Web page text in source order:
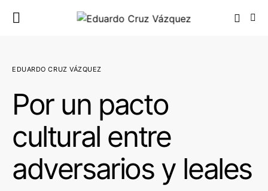
EDUARDO CRUZ VÁZQUEZ
Por un pacto
cultural entre
adversarios y leales